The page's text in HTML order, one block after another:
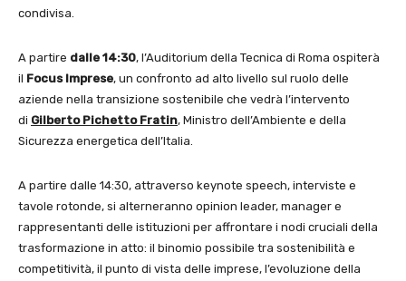
condivisa.
A partire dalle 14:30, l’Auditorium della Tecnica di Roma ospiterà
il Focus Imprese, un confronto ad alto livello sul ruolo delle
aziende nella transizione sostenibile che vedrà l’intervento
di Gilberto Pichetto Fratin, Ministro dell’Ambiente e della
Sicurezza energetica dell’Italia.
A partire dalle 14:30, attraverso keynote speech, interviste e
tavole rotonde, si alterneranno opinion leader, manager e
rappresentanti delle istituzioni per affrontare i nodi cruciali della
trasformazione in atto: il binomio possibile tra sostenibilità e
competitività, il punto di vista delle imprese, l’evoluzione della